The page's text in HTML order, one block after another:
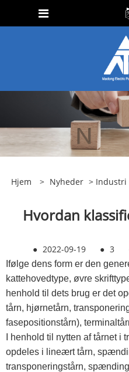
Hjem > Nyheder > Industri
Hvordan
● 2022-09-19 ● 3
Ifølge dens form er den
kattehovedtype, øvre
henhold til dets brug er det
tårn, hjørnetårn,
fasepositionstårn),
I henhold til nytten af ​​tårnet
opdeles i lineært tårn,
transponeringstårn,